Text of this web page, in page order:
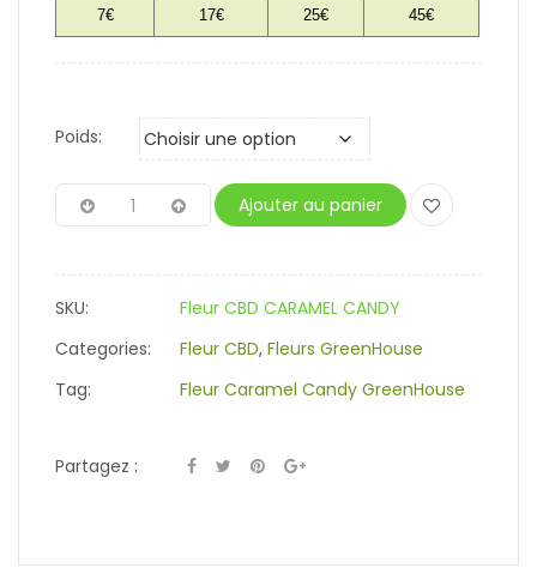
7€ 17€ 25€ 45€
Poids:
Ajouter au panier
SKU:
Fleur CBD CARAMEL CANDY
Categories:
Fleur CBD, Fleurs GreenHouse
Tag:
Fleur Caramel Candy GreenHouse
Partagez :